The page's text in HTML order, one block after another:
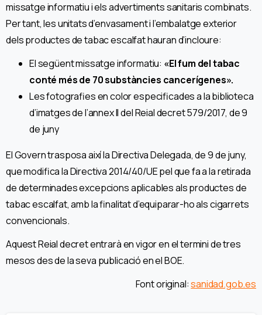
missatge informatiu i els advertiments sanitaris combinats.
Per tant, les unitats d’envasament i l’embalatge exterior
dels productes de tabac escalfat hauran d’incloure:
El següent missatge informatiu: «El fum del tabac
conté més de 70 substàncies cancerígenes».
Les fotografies en color especificades a la biblioteca
d’imatges de l’annex II del Reial decret 579/2017, de 9
de juny
El Govern trasposa així la Directiva Delegada, de 9 de juny,
que modifica la Directiva 2014/40/UE pel que fa a la retirada
de determinades excepcions aplicables als productes de
tabac escalfat, amb la finalitat d’equiparar-ho als cigarrets
convencionals.
Aquest Reial decret entrarà en vigor en el termini de tres
mesos des de la seva publicació en el BOE.
Font original:sanidad.gob.es